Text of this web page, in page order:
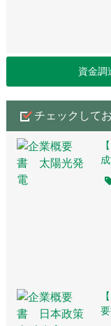
資金調
チェックして